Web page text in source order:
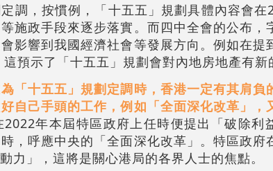
調，按慣例，「十五五」規劃具體內容會
施政手段來逐步落實。而四中全會的公布，
影響到我國經濟社會等發展方向。例如在提
預示了「十五五」規劃會對內地房地產有新
「十五五」規劃定調時，香港一定有其肩負
自己手頭的工作，例如「全面深化改革」，
2022年本屆特區政府上任時便提出「破除利
，呼應中央的「全面深化改革」。特區政府
力」，這將是關心港局的各界人士的焦點。